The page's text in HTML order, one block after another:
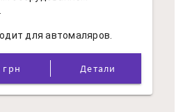
для автомаляров.
грн Детали